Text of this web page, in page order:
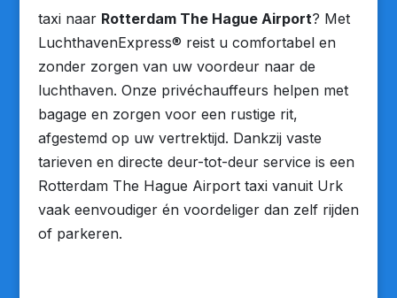
taxi naar Rotterdam The Hague Airport? Met
LuchthavenExpress® reist u comfortabel en
zonder zorgen van uw voordeur naar de
luchthaven. Onze privéchauffeurs helpen met
bagage en zorgen voor een rustige rit,
afgestemd op uw vertrektijd. Dankzij vaste
tarieven en directe deur-tot-deur service is een
Rotterdam The Hague Airport taxi vanuit Urk
vaak eenvoudiger én voordeliger dan zelf rijden
of parkeren.